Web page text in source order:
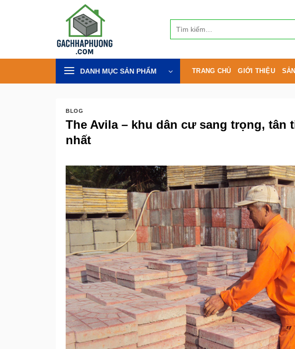
DANH MỤC SẢN PHẨM TRANG CHỦ GIỚI THIỆU
BLOG
The Avila – khu dân cư sang trọng, tân
nhất